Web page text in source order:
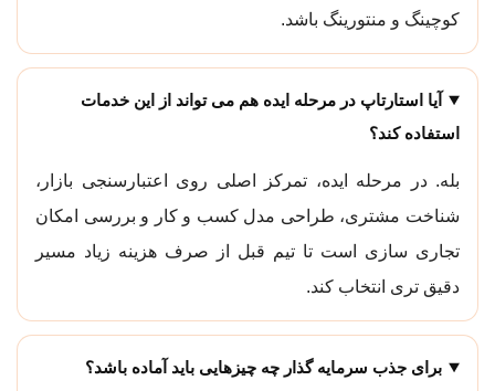
کوچینگ و منتورینگ باشد.
آیا استارتاپ در مرحله ایده هم می تواند از این خدمات
استفاده کند؟
بله. در مرحله ایده، تمرکز اصلی روی اعتبارسنجی بازار،
شناخت مشتری، طراحی مدل کسب و کار و بررسی امکان
تجاری سازی است تا تیم قبل از صرف هزینه زیاد مسیر
دقیق تری انتخاب کند.
برای جذب سرمایه گذار چه چیزهایی باید آماده باشد؟